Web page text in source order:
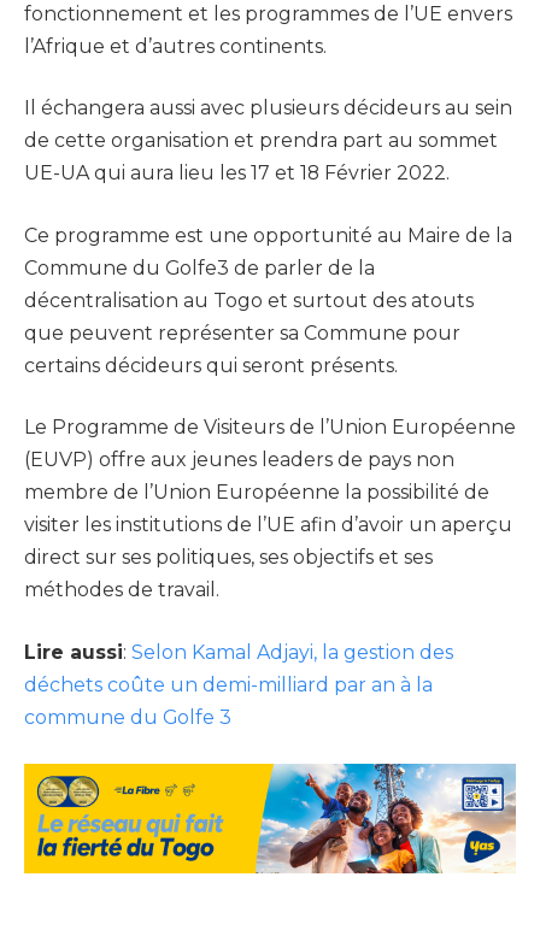
fonctionnement et les programmes de l’UE envers
l’Afrique et d’autres continents.
Il échangera aussi avec plusieurs décideurs au sein
de cette organisation et prendra part au sommet
UE-UA qui aura lieu les 17 et 18 Février 2022.
Ce programme est une opportunité au Maire de la
Commune du Golfe3 de parler de la
décentralisation au Togo et surtout des atouts
que peuvent représenter sa Commune pour
certains décideurs qui seront présents.
Le Programme de Visiteurs de l’Union Européenne
(EUVP) offre aux jeunes leaders de pays non
membre de l’Union Européenne la possibilité de
visiter les institutions de l’UE afin d’avoir un aperçu
direct sur ses politiques, ses objectifs et ses
méthodes de travail.
Lire aussi: Selon Kamal Adjayi, la gestion des
déchets coûte un demi-milliard par an à la
commune du Golfe 3